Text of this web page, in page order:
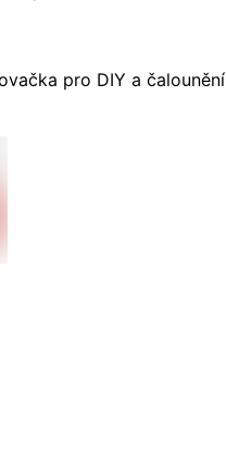
pro DIY a čalounění